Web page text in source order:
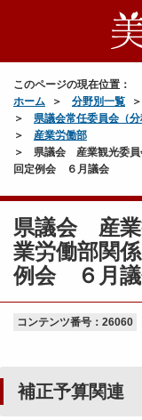
このページの現在位置：
ホーム
分野別一覧
県議会常任委員会（
産業労働部
県議会 産業観光委員
回定例会 ６月議会
県議会 産業
業労働部関
例会 ６月
コンテンツ番号：26060
補正予算関連